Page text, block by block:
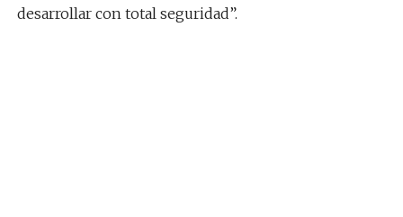
desarrollar con total seguridad”.